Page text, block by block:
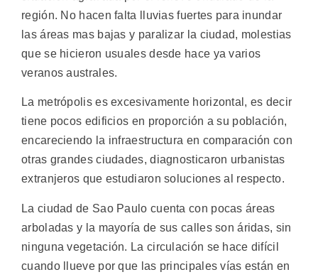
región. No hacen falta lluvias fuertes para inundar
las áreas mas bajas y paralizar la ciudad, molestias
que se hicieron usuales desde hace ya varios
veranos australes.
La metrópolis es excesivamente horizontal, es decir
tiene pocos edificios en proporción a su población,
encareciendo la infraestructura en comparación con
otras grandes ciudades, diagnosticaron urbanistas
extranjeros que estudiaron soluciones al respecto.
La ciudad de Sao Paulo cuenta con pocas áreas
arboladas y la mayoría de sus calles son áridas, sin
ninguna vegetación. La circulación se hace difícil
cuando llueve por que las principales vías están en